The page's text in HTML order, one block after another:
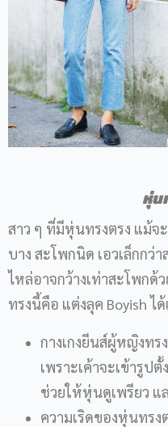
หุ่น
สาว ๆ ที่มีหุ่นทรงตรง แม้จ
บาง สะโพกนิด เอวเล็กกว่
ไหล่อาจกว้างเท่าสะโพก
ทรงนี้คือ แต่งลุค Boyish ไ
กางเกงยีนส์ผู้หญิงท
เพราะเค้าจะเข้ารูป
ช่วยให้หุ่นดูเพรียว แล
ความเริดของหุ่นทรง